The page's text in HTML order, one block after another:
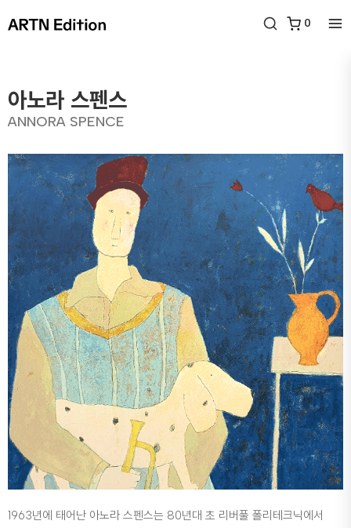
0
아노라 스펜스
ANNORA SPENCE
1963년에 태어난 아노라 스펜스는 80년대 초 리버풀 폴리테크닉에서